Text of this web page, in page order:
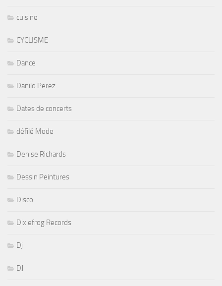
cuisine
CYCLISME
Dance
Danilo Perez
Dates de concerts
défilé Mode
Denise Richards
Dessin Peintures
Disco
Dixiefrog Records
Dj
DJ